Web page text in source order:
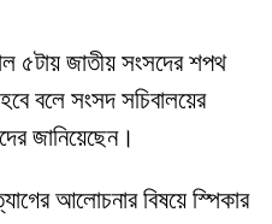
৫টায় জাতীয় সংসদের শপথ
বলে সংসদ সচিবালয়ের
জানিয়েছেন।
আলোচনার বিষয়ে স্পিকার